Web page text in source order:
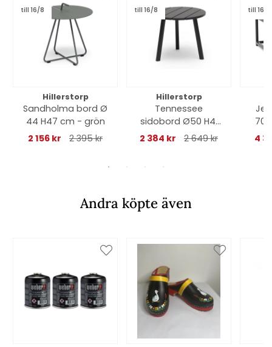
till 16/8
Hillerstorp
Sandholma bord Ø
44 H47 cm - grön
2 156 kr
2 395 kr
till 16/8
Hillerstorp
Tennessee
sidobord Ø50 H41
cm - grå
2 384 kr 2 649 kr
till 16/8
Jet
4
Andra köpte även